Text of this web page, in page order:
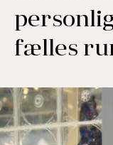
fælles